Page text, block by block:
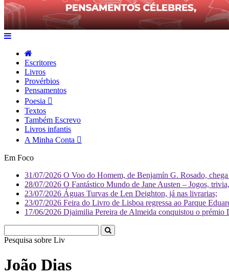
Escritores
Livros
Provérbios
Pensamentos
Poesia
Textos
Também Escrevo
Livros infantis
A Minha Conta
Em Foco
31/07/2026 O Voo do Homem, de Benjamín G. Rosado,
28/07/2026 O Fantástico Mundo de Jane Austen – Jogos,
23/07/2026 Águas Turvas de Len Deighton, já nas livrarias;
23/07/2026 Feira do Livro de Lisboa regressa ao Parque
17/06/2026 Djaimilia Pereira de Almeida conquistou o
Pesquisa sobre Literatura
João Dias